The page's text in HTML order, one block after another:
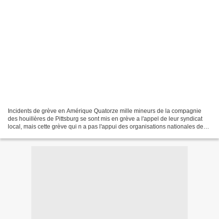
Incidents de grève en Amérique Quatorze mille mineurs de la compagnie
des houillères de Pittsburg se sont mis en grève a l'appel de leur syndicat
local, mais cette grève qui n a pas l'appui des organisations nationales des